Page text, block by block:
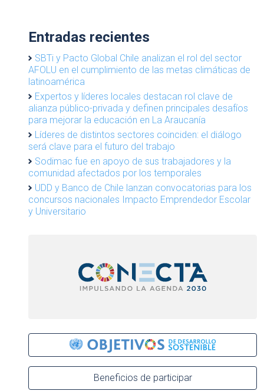
Entradas recientes
SBTi y Pacto Global Chile analizan el rol del sector
AFOLU en el cumplimiento de las metas climáticas de
latinoamérica
Expertos y líderes locales destacan rol clave de
alianza público-privada y definen principales desafíos
para mejorar la educación en La Araucanía
Líderes de distintos sectores coinciden: el diálogo
será clave para el futuro del trabajo
Sodimac fue en apoyo de sus trabajadores y la
comunidad afectados por los temporales
UDD y Banco de Chile lanzan convocatorias para los
concursos nacionales Impacto Emprendedor Escolar
y Universitario
Beneficios de participar